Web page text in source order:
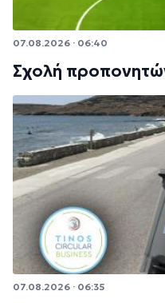
07.08.2026 · 06:40
Σχολή
07.08.2026 · 06:35